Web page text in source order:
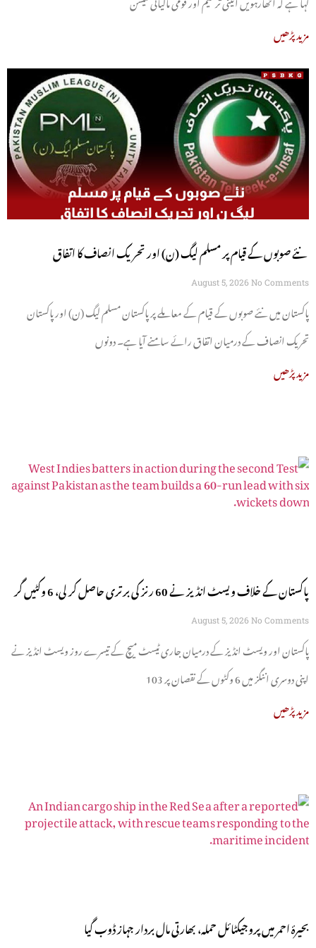
مزید پڑھیں
نئے صوبوں کے قیام پر مسلم لیگ (ن) اور تحریک انصاف کا اتفاق
August 5, 2026 No Comments
پاکستان میں نئے صوبوں کے قیام کے معاملے پر پاکستان مسلم لیگ (ن) اور پاکستان
تحریک انصاف کے درمیان اتفاق رائے سامنے آیا ہے۔ دونوں
مزید پڑھیں
پاکستان کے خلاف ویسٹ انڈیز نے 60 رنز کی برتری حاصل کر لی، 6 وکٹیں گر
گئیں
August 5, 2026 No Comments
پاکستان اور ویسٹ انڈیز کے درمیان جاری ٹیسٹ میچ کے تیسرے روز ویسٹ انڈیز نے
اپنی دوسری اننگز میں 6 وکٹوں کے نقصان پر 103
مزید پڑھیں
بحیرۂ احمر میں پروجیکٹائل حملہ، بھارتی مال بردار جہاز ڈوب گیا